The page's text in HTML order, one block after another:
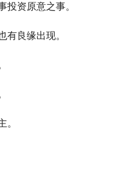
投资原意之事。
有良缘出现。
。